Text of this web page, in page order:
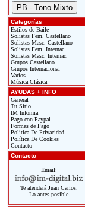
Categorías
Estilos de Baile
Solistas Fem. Castellano
Solistas Masc. Castellano
Solistas Fem. Internac.
Solistas Masc. Internac.
Grupos Castellano
Grupos Internacional
Varios
Música Clásica
AYUDAS + INFO
General
Tu Sitio
IM Informa
Pago con Paypal
Formas de Pago
Política De Privacidad
Política De Cookies
Contacto
Contacto
Email:
Te atenderá Juan Carlos.
Lo antes posible